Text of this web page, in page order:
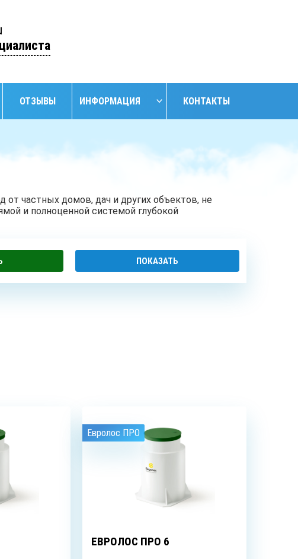
НАЙТИ
СКВАЖИН
ОБУСТРОЙСТВО
КЕССОНОМ
БУРЕНИЕ
АБИССИНСКИХ
СИСТЕМЫ
ОЧИСТКИ
ОТЗЫВЫ ИНФОРМАЦИЯ КОНТАКТЫ
от частных домов, дач и других объектов, не
и полноценной системой глубокой
Евролос ПРО
ЕВРОЛОС ПРО 6